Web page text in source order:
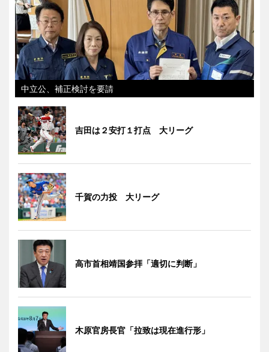
中立公、補正検討を要請
吉田は２安打１打点 大リーグ
千賀の力投 大リーグ
高市首相靖国参拝「適切に判断」
木原官房長官「拉致は現在進行形」